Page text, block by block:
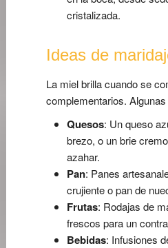
cristalizada.
Ideas de
La miel brilla cuando se
complementarios.
Quesos: Un queso
brezo, o un brie
azahar.
Pan: Panes
crujiente o pan de
Frutas: Rodajas de
frescos para un
Bebidas: Infusiones